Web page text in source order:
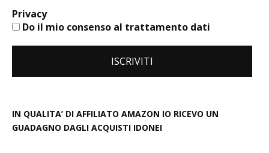
Privacy
Do il mio consenso al trattamento dati
IN QUALITA’ DI AFFILIATO AMAZON IO RICEVO UN
GUADAGNO DAGLI ACQUISTI IDONEI